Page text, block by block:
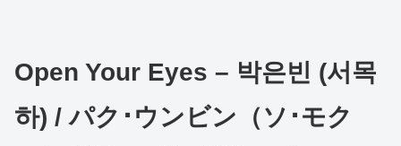
Open Your Eyes – 박은빈 (서목
하) / パク･ウンビン（ソ･モク